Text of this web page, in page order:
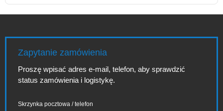
Zapytanie zamówienia
Proszę wpisać adres e-mail, telefon, aby sprawdzić
status zamówienia i logistykę.
Skrzynka pocztowa / telefon